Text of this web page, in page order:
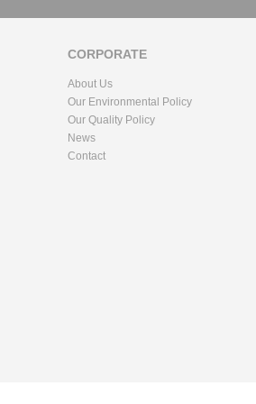
CORPORATE
About Us
Our Environmental Policy
Our Quality Policy
News
Contact